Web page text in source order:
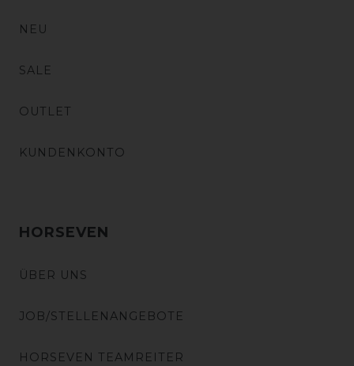
NEU
SALE
OUTLET
KUNDENKONTO
HORSEVEN
ÜBER UNS
JOB/STELLENANGEBOTE
HORSEVEN TEAMREITER